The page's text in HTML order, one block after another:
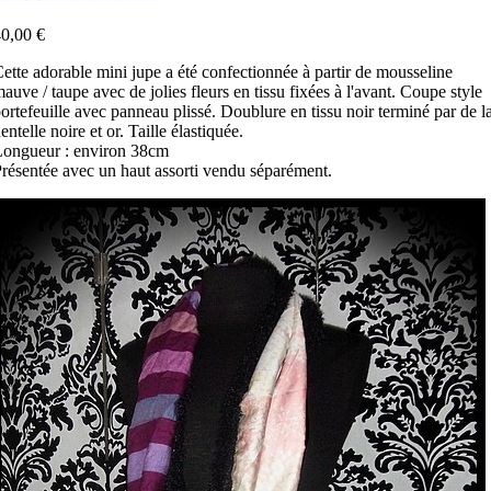
€
adorable mini jupe a été confectionnée à partir de mousseline
/ taupe avec de jolies fleurs en tissu fixées à l'avant. Coupe style
avec panneau plissé. Doublure en tissu noir terminé par de
noire et or. Taille élastiquée.
: environ 38cm
avec un haut assorti vendu séparément.